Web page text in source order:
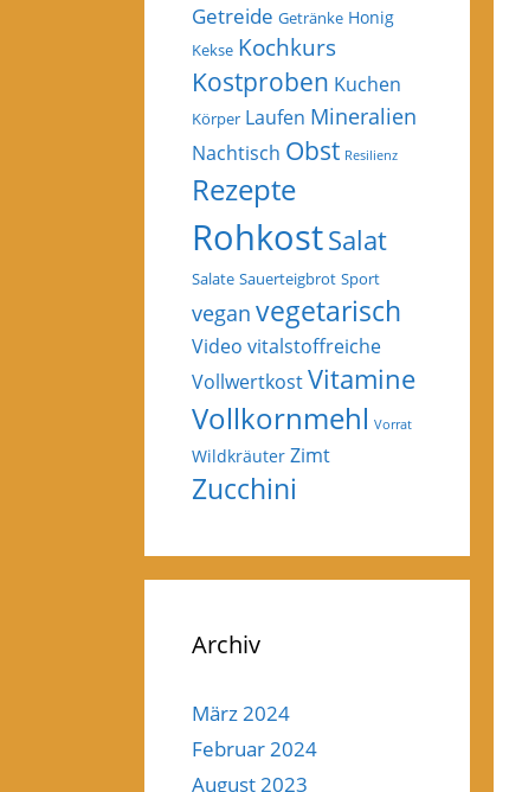
Getreide Getränke Honig
Kekse Kochkurs
Kostproben Kuchen
Körper Laufen Mineralien
Nachtisch Obst Resilienz
Rezepte
RohkostSalat
Salate Sauerteigbrot Sport
vegan vegetarisch
Video vitalstoffreiche
VollwertkostVitamine
Vollkornmehl Vorrat
Wildkräuter Zimt
Zucchini
Archiv
März 2024
Februar 2024
August 2023